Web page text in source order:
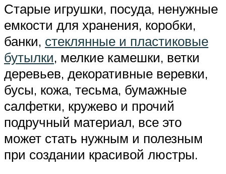
Старые игрушки, посуда, ненужные
емкости для хранения, коробки,
банки, стеклянные и пластиковые
бутылки, мелкие камешки, ветки
деревьев, декоративные веревки,
бусы, кожа, тесьма, бумажные
салфетки, кружево и прочий
подручный материал, все это
может стать нужным и полезным
при создании красивой люстры.